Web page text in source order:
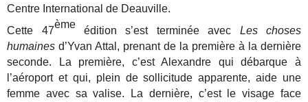
Centre International de Deauville.
Cette 47ème édition s’est terminée avec Les choses
humaines d’Yvan Attal, prenant de la première à la dernière
seconde. La première, c’est Alexandre qui débarque à
l’aéroport et qui, plein de sollicitude apparente, aide une
femme avec sa valise. La dernière, c’est le visage face